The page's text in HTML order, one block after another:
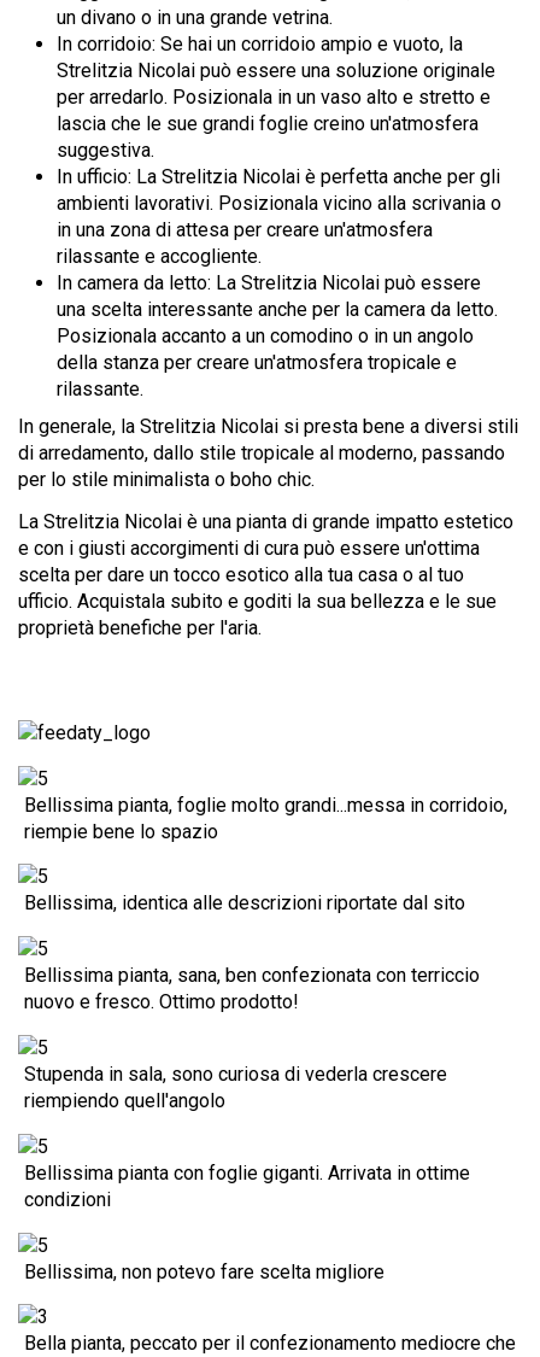
un divano o in una grande vetrina.
In corridoio: Se hai un corridoio ampio e vuoto, la
Strelitzia Nicolai può essere una soluzione originale
per arredarlo. Posizionala in un vaso alto e stretto e
lascia che le sue grandi foglie creino un'atmosfera
suggestiva.
In ufficio: La Strelitzia Nicolai è perfetta anche per gli
ambienti lavorativi. Posizionala vicino alla scrivania o
in una zona di attesa per creare un'atmosfera
rilassante e accogliente.
In camera da letto: La Strelitzia Nicolai può essere
una scelta interessante anche per la camera da letto.
Posizionala accanto a un comodino o in un angolo
della stanza per creare un'atmosfera tropicale e
rilassante.
In generale, la Strelitzia Nicolai si presta bene a diversi stili
di arredamento, dallo stile tropicale al moderno, passando
per lo stile minimalista o boho chic.
La Strelitzia Nicolai è una pianta di grande impatto estetico
e con i giusti accorgimenti di cura può essere un'ottima
scelta per dare un tocco esotico alla tua casa o al tuo
ufficio. Acquistala subito e goditi la sua bellezza e le sue
proprietà benefiche per l'aria.
Bellissima pianta, foglie molto grandi...messa in corridoio,
riempie bene lo spazio
Bellissima, identica alle descrizioni riportate dal sito
Bellissima pianta, sana, ben confezionata con terriccio
nuovo e fresco. Ottimo prodotto!
Stupenda in sala, sono curiosa di vederla crescere
riempiendo quell'angolo
Bellissima pianta con foglie giganti. Arrivata in ottime
condizioni
Bellissima, non potevo fare scelta migliore
Bella pianta, peccato per il confezionamento mediocre che